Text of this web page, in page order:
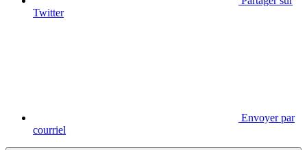
Twitter
Envoyer par
courriel